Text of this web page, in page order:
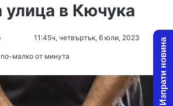
улица в Кючука
Send11:45ч, четвъртък, 6 юли, 2023
малко от минута Изпрати новина